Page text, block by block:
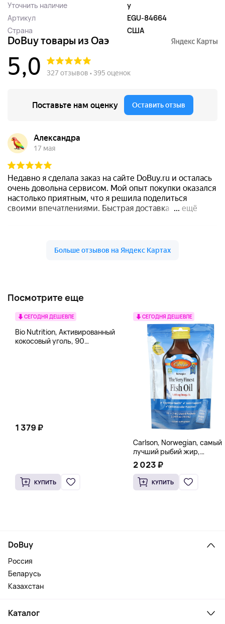
Уточнить наличие
y
Артикул
EGU-84664
Страна
США
Посмотрите еще
СЕГОДНЯ ДЕШЕВЛЕ
Bio Nutrition, Активированный
кокосовый уголь, 90
1 379 ₽
КУПИТЬ
СЕГОДНЯ ДЕШЕВЛЕ
Carlson, Norwegian, самый
лучший рыбий жир,
натуральный лимон, 15
пакетиков (5 мл) каждый
2 023 ₽
КУПИТЬ
DoBuy
Россия
Беларусь
Казахстан
Каталог